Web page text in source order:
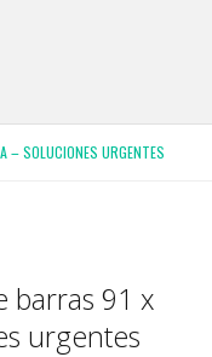
– SOLUCIONES URGENTES
barras 91 x
urgentes